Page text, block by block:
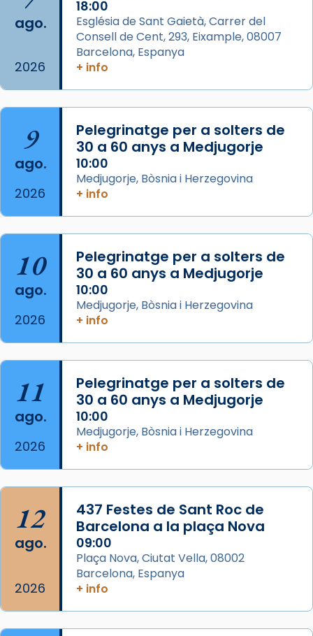
2 weeks ago
Aquest dilluns, 27 de juliol, ha tingut lloc la
missa d’acció de gràcies en agraïment al
comitè organitzador de la visita apostòlica
L’arquebisbe de Barcelona, el cardenal Joan
Josep Omella, ha presidit la missa i l’ha
concelebrat el bisbe auxiliar de Barcelona,
Mons. David Abadías.
📸 Dr. G. Simón
Foto
Arquebisbat de Barcelona
2 weeks ago
Memòria de les santes Juliana i
Acompanyant la història de sant Cugat, a
partir de l’Edat Mitjana sorgeix la tradició
que les santes Juliana (“relatiu a Júlia”) i
Semproniana (“relatiu a Semprònia =
eterna”) són deixebles seves. I l’any 1667, el
frare Joan Gaspar Roig, afirma en una obra
que les santes són filles de l’antiga Iluro.
Mataró en reivindicarà les relíq
Foto
View on Facebook · Share
ago.
2026
18:00
Església de Sant Gaietà, Carrer del
Consell de Cent, 293, Eixample, 08007
Barcelona, Espanya
+ info
9
ago.
2026
Pelegrinatge per a solters de
30 a 60 anys a Medjugorje
10:00
Medjugorje, Bòsnia i Herzegovina
+ info
10
ago.
2026
Pelegrinatge per a solters de
30 a 60 anys a Medjugorje
10:00
Medjugorje, Bòsnia i Herzegovina
+ info
11
ago.
2026
Pelegrinatge per a solters de
30 a 60 anys a Medjugorje
10:00
Medjugorje, Bòsnia i Herzegovina
+ info
12
ago.
2026
437 Festes de Sant Roc de
Barcelona a la plaça Nova
09:00
Plaça Nova, Ciutat Vella, 08002
Barcelona, Espanya
+ info